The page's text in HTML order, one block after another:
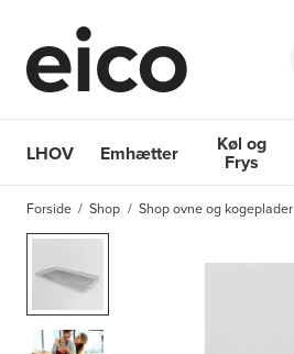
LHOV Emhætter
Emhætter
Køl og
Frys
Køl og Frys
Forside Shop Shop ovne og kogeplader